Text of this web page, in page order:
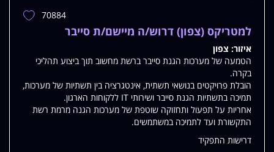
הוספת
70884
למטריקס (צפון) דרוש/ה מיישם/ת סייבר
איזור: צפון
הטמעה של מערכות הגנת סייבר ברשת מחשוב תוך ביצוע תהליכי
בקרה.
הובלת פרויקטים בנושאי תשתית, אינטגרציה בין תשתיות של מערכות,
תמיכה בתשתיות הגנת סייבר ושירותי IT ללקוחות הארגון.
אחריות על תפעול ותחזוקה שוטפת של מערכות הגנה מרמת רשת
התקשורת ועד לתמיכה במשתמשים.
דרישות התפקיד